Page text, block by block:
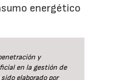
energético
y
en la gestión de
elaborado por